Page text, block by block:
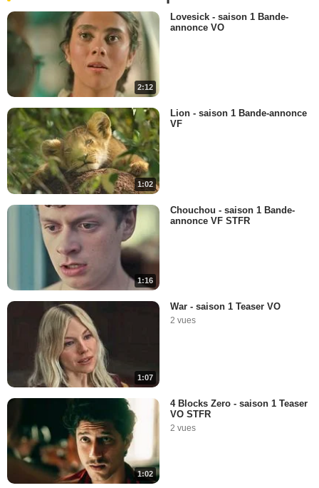
2:12
Lovesick - saison 1 Bande-
annonce VO
1:02
Lion - saison 1 Bande-annonce
VF
1:16
Chouchou - saison 1 Bande-
annonce VF STFR
1:07
War - saison 1 Teaser VO
2 vues
1:02
4 Blocks Zero - saison 1 Teaser
VO STFR
2 vues